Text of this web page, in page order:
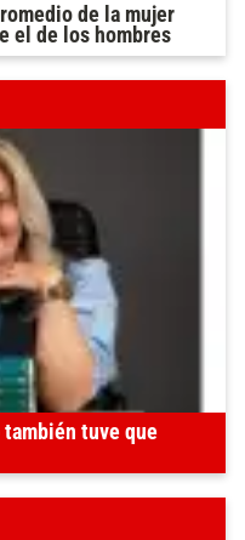
de la mujer
el de los hombres
tuve que